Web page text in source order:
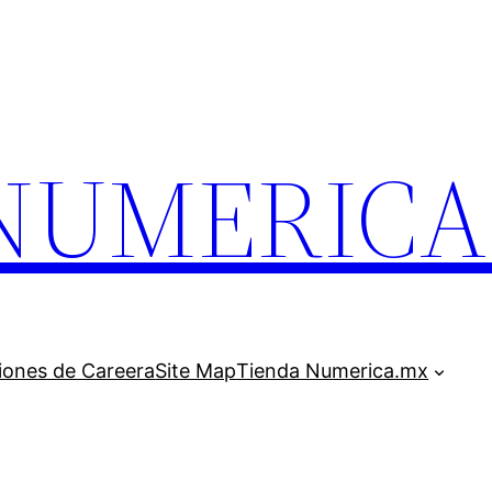
de CareeraSite MapTienda Numerica.mx